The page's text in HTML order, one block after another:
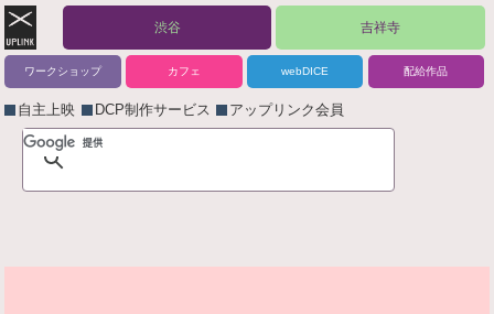
渋谷 吉祥寺
ワークショップ カフェ webDICE 配給作品
自主上映 DCP制作サービス アップリンク会員